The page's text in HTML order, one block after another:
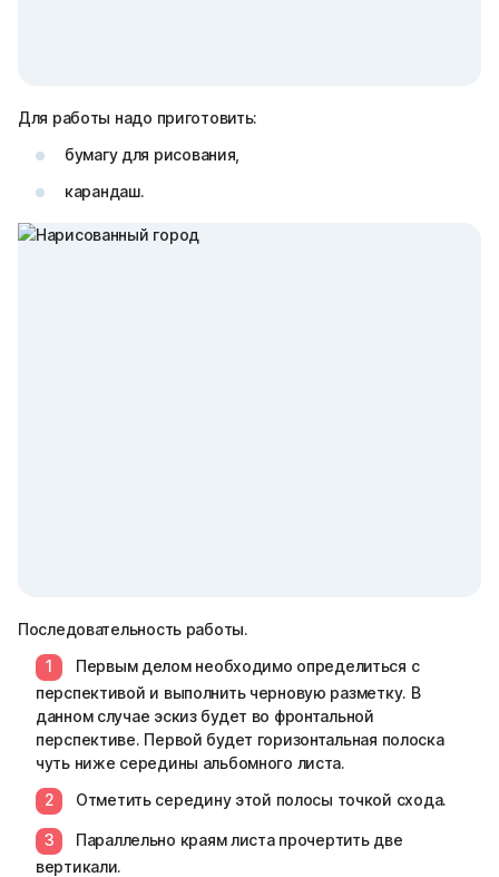
Для работы надо приготовить:
бумагу для рисования,
карандаш.
Последовательность работы.
Первым делом необходимо определиться с
перспективой и выполнить черновую разметку. В
данном случае эскиз будет во фронтальной
перспективе. Первой будет горизонтальная полоска
чуть ниже середины альбомного листа.
Отметить середину этой полосы точкой схода.
Параллельно краям листа прочертить две
вертикали.